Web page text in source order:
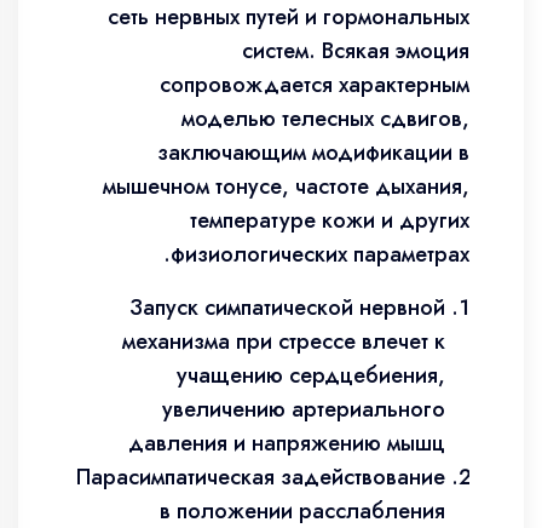
сеть нервных путей и гормональных
систем. Всякая эмоция
сопровождается характерным
моделью телесных сдвигов,
заключающим модификации в
мышечном тонусе, частоте дыхания,
температуре кожи и других
физиологических параметрах.
Запуск симпатической нервной
механизма при стрессе влечет к
учащению сердцебиения,
увеличению артериального
давления и напряжению мышц
Парасимпатическая задействование
в положении расслабления